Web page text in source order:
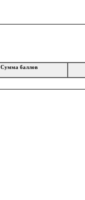
Сумма баллов